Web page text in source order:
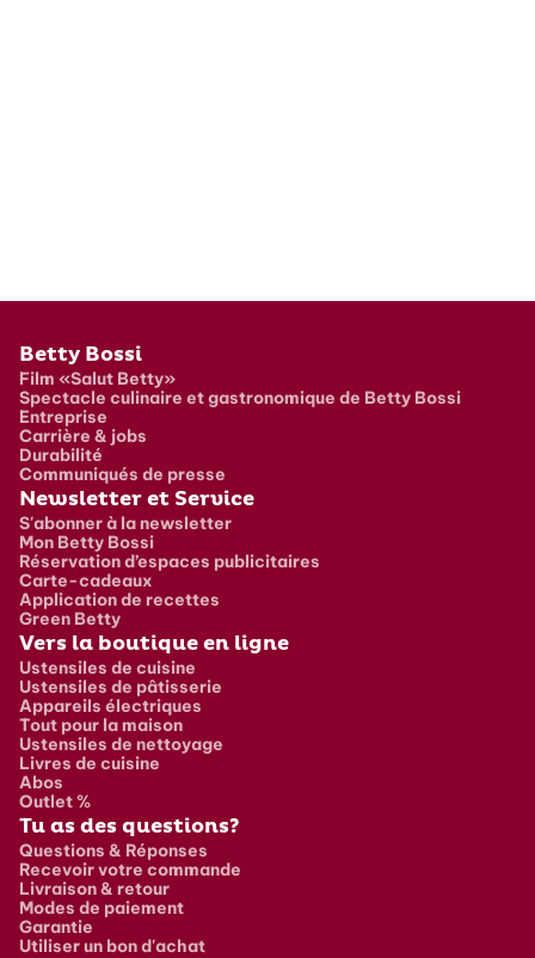
Pied de page
Betty Bossi
Film «Salut Betty»
Spectacle culinaire et gastronomique de Betty Bossi
Entreprise
Carrière & jobs
Durabilité
Communiqués de presse
Newsletter et Service
S'abonner à la newsletter
Mon Betty Bossi
Réservation d’espaces publicitaires
Carte-cadeaux
Application de recettes
Green Betty
Vers la boutique en ligne
Ustensiles de cuisine
Ustensiles de pâtisserie
Appareils électriques
Tout pour la maison
Ustensiles de nettoyage
Livres de cuisine
Abos
Outlet %
Tu as des questions?
Questions & Réponses
Recevoir votre commande
Livraison & retour
Modes de paiement
Garantie
Utiliser un bon d'achat